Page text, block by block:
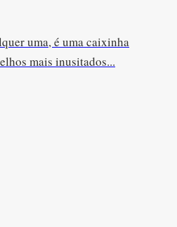
uma, é uma caixinha
mais inusitados...